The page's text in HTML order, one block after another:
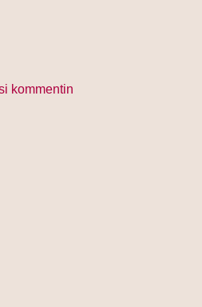
kommentin